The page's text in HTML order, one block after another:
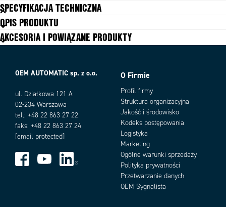
zaprojektowana do powtarzalnego dokowania urządzenia i zapewnia
zawsze zasilanie urządzenia.
· Zintegrowana technologia GDS ™ sprawia, że
kompatybilne ze wszystkimi stacjami dokującymi GDS™.
SPECYFIKACJA TECHNICZNA
Materiał
Kompozyt o wysokiej
Rodzaj części Mocowanie
OPIS PRODUKTU
AKCESORIA I POWIĄZANE PRODUKTY
OEM AUTOMATIC sp. z o.o.
ul. Działkowa 121 A
02-234 Warszawa
tel.: +48 22 863 27 22
faks: +48 22 863 27 24
[email protected]
O Firmie
Profil firmy
Struktura organizacyjna
Jakość i środowisko
Kodeks postępowania
Logistyka
Marketing
Ogólne warunki sprzedaży
Polityka prywatności
Przetwarzanie danych
OEM Sygnalista